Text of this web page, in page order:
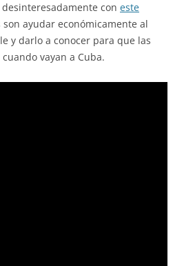
con este
son ayudar económicamente al
y darlo a conocer para que las
vayan a Cuba.